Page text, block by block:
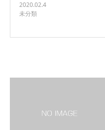
2020.02.4
未分類